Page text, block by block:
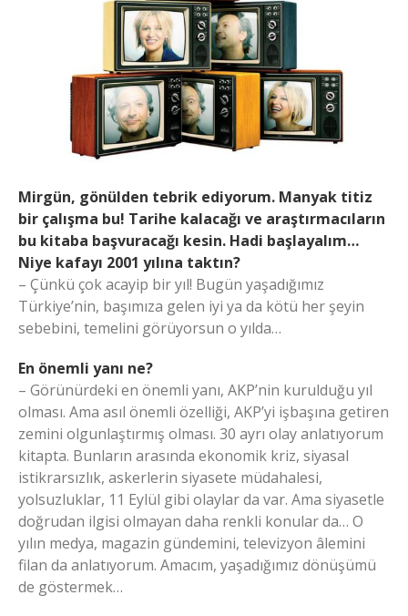
Mirgün, gönülden tebrik ediyorum. Manyak titiz
bir çalışma bu! Tarihe kalacağı ve araştırmacıların
bu kitaba başvuracağı kesin. Hadi başlayalım…
Niye kafayı 2001 yılına taktın?
– Çünkü çok acayip bir yıl! Bugün yaşadığımız
Türkiye’nin, başımıza gelen iyi ya da kötü her şeyin
sebebini, temelini görüyorsun o yılda…
En önemli yanı ne?
– Görünürdeki en önemli yanı, AKP’nin kurulduğu yıl
olması. Ama asıl önemli özelliği, AKP’yi işbaşına getiren
zemini olgunlaştırmış olması. 30 ayrı olay anlatıyorum
kitapta. Bunların arasında ekonomik kriz, siyasal
istikrarsızlık, askerlerin siyasete müdahalesi,
yolsuzluklar, 11 Eylül gibi olaylar da var. Ama siyasetle
doğrudan ilgisi olmayan daha renkli konular da… O
yılın medya, magazin gündemini, televizyon âlemini
filan da anlatıyorum. Amacım, yaşadığımız dönüşümü
de göstermek…